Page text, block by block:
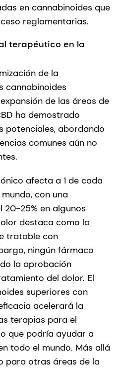
en cannabinoides que
reglamentarias.
terapéutico en la
de la
cannabinoides
de las áreas de
ha demostrado
potenciales, abordando
comunes aún no
afecta a 1 de cada
con una
20-25% en algunos
destaca como la
tratable con
ningún fármaco
la aprobación
del dolor. El
superiores con
acelerará la
terapias para el
que podría ayudar a
todo el mundo. Más allá
para otras áreas de la